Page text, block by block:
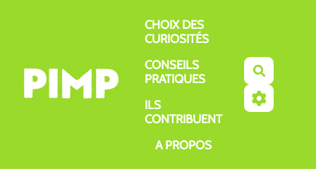
CHOIX DES
CURIOSITÉS
CONSEILS
PRATIQUES
ILS
CONTRIBUENT
A PROPOS